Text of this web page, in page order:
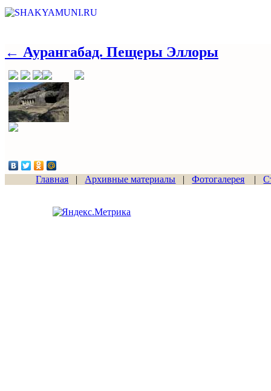
← Аурангабад. Пещеры Эллоры
Главная | Архивные материалы |Фотогалерея |